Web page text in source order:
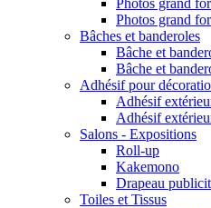
Photos grand
Photos grand
Bâches et banderoles
Bâche et
Bâche et
Adhésif pour
Adhésif
Adhésif
Salons - Expositions
Roll-up
Kakemono
Drapeau
Toiles et Tissus